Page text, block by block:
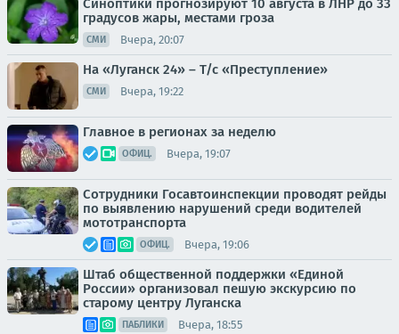
Синоптики прогнозируют 10 августа в ЛНР до 33
градусов жары, местами гроза
СМИ Вчера, 20:07
На «Луганск 24» – Т/с «Преступление»
СМИ Вчера, 19:22
Главное в регионах за неделю
ОФИЦ. Вчера, 19:07
Сотрудники Госавтоинспекции проводят рейды
по выявлению нарушений среди водителей
мототранспорта
ОФИЦ. Вчера, 19:06
Штаб общественной поддержки «Единой
России» организовал пешую экскурсию по
старому центру Луганска
ПАБЛИКИ Вчера, 18:55